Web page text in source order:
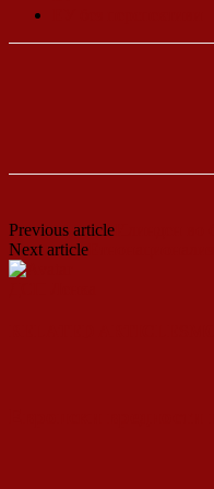
Previous article
Next article